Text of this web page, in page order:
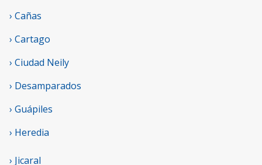
› Cañas
› Cartago
› Ciudad Neily
› Desamparados
› Guápiles
› Heredia
› Jicaral